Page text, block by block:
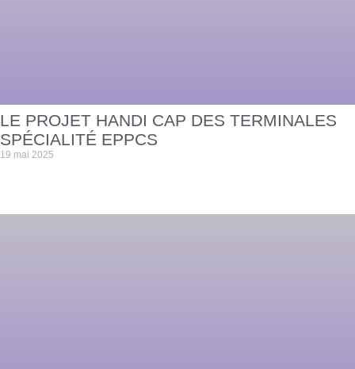
LE PROJET HANDI CAP DES TERMINALES
SPÉCIALITÉ EPPCS
19 mai 2025